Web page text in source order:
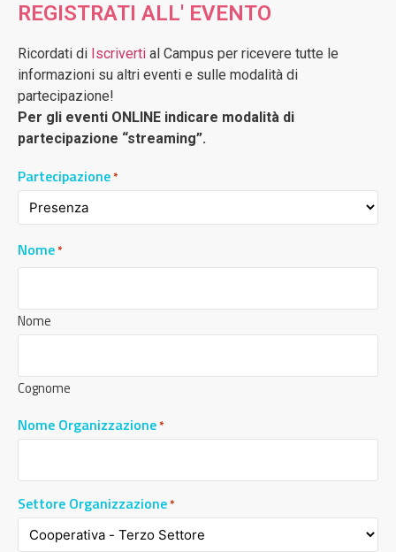
REGISTRATI ALL' EVENTO
Ricordati di Iscriverti al Campus per ricevere tutte le
informazioni su altri eventi e sulle modalità di
partecipazione!
Per gli eventi ONLINE indicare modalità di
partecipazione “streaming”.
Partecipazione*
Nome*
Nome
Cognome
Nome Organizzazione*
Settore Organizzazione*